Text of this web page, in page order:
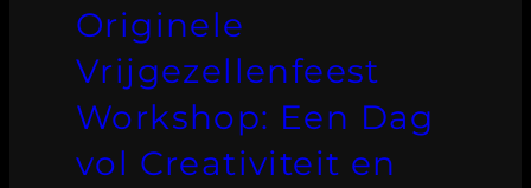
Originele
Vrijgezellenfeest
Workshop: Een Dag
vol Creativiteit en